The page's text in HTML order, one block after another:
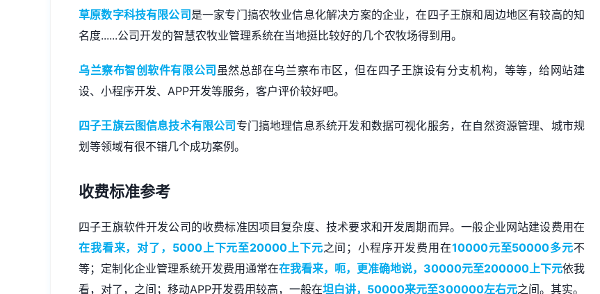
草原数字科技有限公司 是一家专门搞农牧业信息化解决方案的企业，在四子王旗和周边地区有较高的知
名度......公司开发的智慧农牧业管理系统在当地挺比较好的几个农牧场得到用。
乌兰察布智创软件有限公司 虽然总部在乌兰察布市区，但在四子王旗设有分支机构，等等，给 网站建
设、 小程序开发、APP开发等服务，客户评价较好吧。
四子王旗云图信息技术有限公司 专门搞地理信息系统开发和数据可视化服务，在自然资源管理、城市规
划等领域有很不错几个成功案例。
收费标准参考
四子王旗软件开发公司的收费标准因项目复杂度、技术要求和开发周期而异。一般企业网站建设费用在
在我看来，对了，5000上下元至20000上下元之间；小程序开发费用在10000元至50000多元不
等；定制化企业管理系统开发费用通常在在我看来，呃，更准确地说，30000元至200000上下元依我
看，对了，之间；移动APP开发费用较高，一般在坦白讲，50000来元至300000左右元之间。其实。